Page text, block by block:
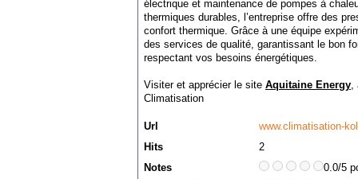
électrique et maintenance de pompes à
thermiques durables, l’entreprise offre des
confort thermique. Grâce à une équipe
des services de qualité, garantissant le bon
respectant vos besoins énergétiques.
Visiter et apprécier le site Aquitaine Energy,
Climatisation
Url
www.climatisation-
Hits
2
Notes
0.0/5